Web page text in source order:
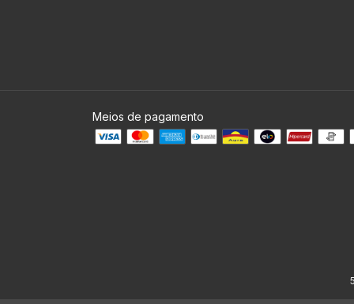
Meios de pagamento